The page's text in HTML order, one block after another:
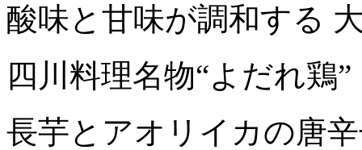
酸味と甘味が調和する
四川料理名物“よだれ鶏”
長芋とアオリイカの唐